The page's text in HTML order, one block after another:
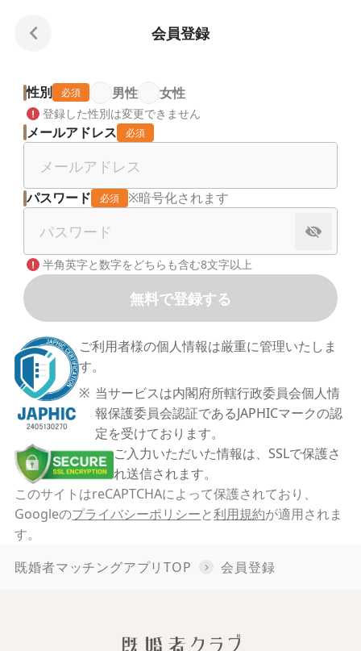
会員登録
性別 必須 男性 女性
登録した性別は変更できません
メールアドレス 必須
パスワード 必須 ※暗号化されます
半角英字と数字をどちらも含む8文字以上
無料で登録する
ご利用者様の個人情報は厳重に管理いたしま
す。
当サービスは内閣府所轄行政委員会個人情
報保護委員会認証であるJAPHICマークの認
定を受けております。
ご入力いただいた情報は、SSLで保護さ
れ送信されます。
このサイトはreCAPTCHAによって保護されており、
Googleのプライバシーポリシーと利用規約が適用されま
す。
既婚者マッチングアプリTOP
会員登録